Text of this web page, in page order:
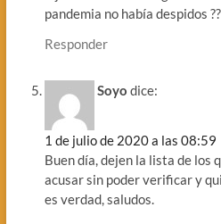
pandemia no había despidos ??
Responder
Soyo dice:
1 de julio de 2020 a las 08:59
Buen día, dejen la lista de los
acusar sin poder verificar y
es verdad, saludos.